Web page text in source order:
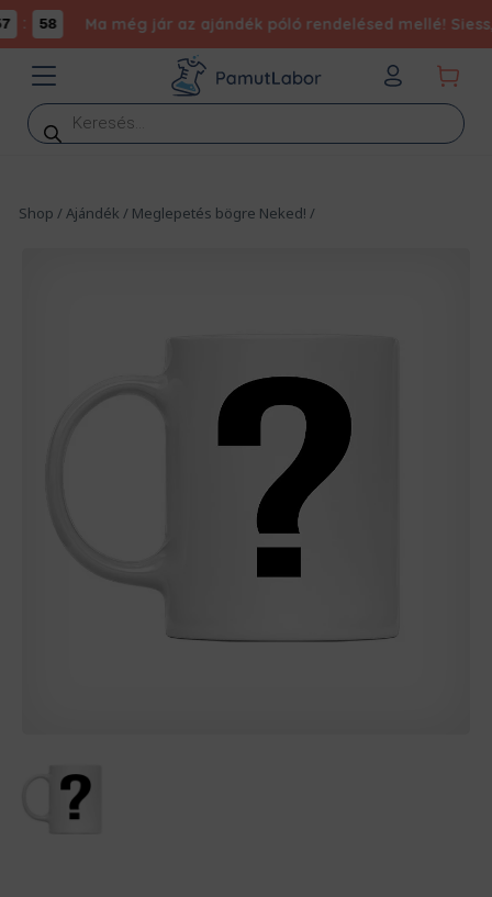
58 Ma még jár az ajándék póló rendelésed mellé!
Products
search
Shop /Ajándék / Meglepetés bögre Neked! /